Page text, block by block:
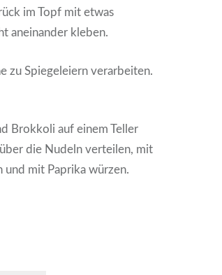
im Topf mit etwas
aneinander kleben.
zu Spiegeleiern verarbeiten.
Brokkoli auf einem Teller
die Nudeln verteilen, mit
und mit Paprika würzen.